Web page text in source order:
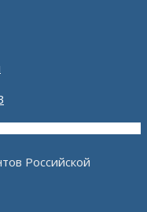
Российской